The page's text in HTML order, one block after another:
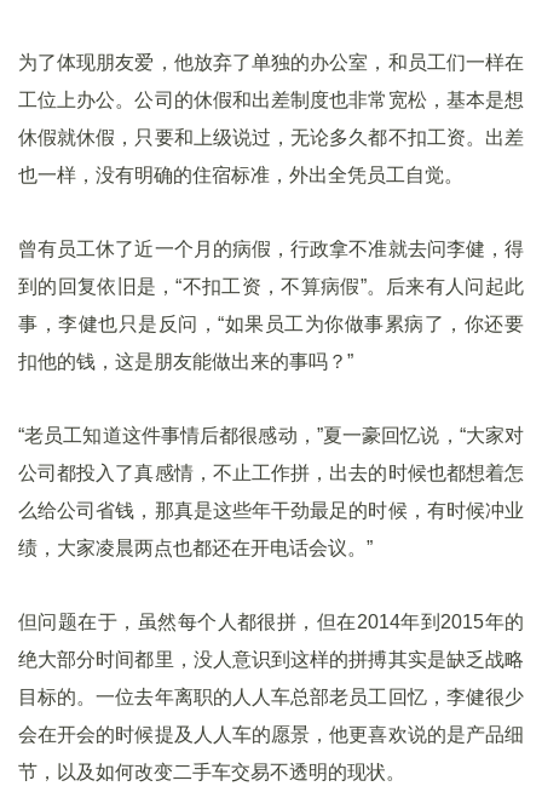
为了体现朋友爱，他放弃了单独的办公室，和员工们一样在
工位上办公。公司的休假和出差制度也非常宽松，基本是想
休假就休假，只要和上级说过，无论多久都不扣工资。出差
也一样，没有明确的住宿标准，外出全凭员工自觉。
曾有员工休了近一个月的病假，行政拿不准就去问李健，得
到的回复依旧是，“不扣工资，不算病假”。后来有人问起此
事，李健也只是反问，“如果员工为你做事累病了，你还要
扣他的钱，这是朋友能做出来的事吗？”
“老员工知道这件事情后都很感动，”夏一豪回忆说，“大家对
公司都投入了真感情，不止工作拼，出去的时候也都想着怎
么给公司省钱，那真是这些年干劲最足的时候，有时候冲业
绩，大家凌晨两点也都还在开电话会议。”
但问题在于，虽然每个人都很拼，但在2014年到2015年的
绝大部分时间都里，没人意识到这样的拼搏其实是缺乏战略
目标的。一位去年离职的人人车总部老员工回忆，李健很少
会在开会的时候提及人人车的愿景，他更喜欢说的是产品细
节，以及如何改变二手车交易不透明的现状。